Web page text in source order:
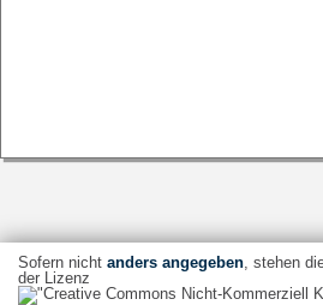
Sofern nicht anders angegeben, stehen
der Lizenz